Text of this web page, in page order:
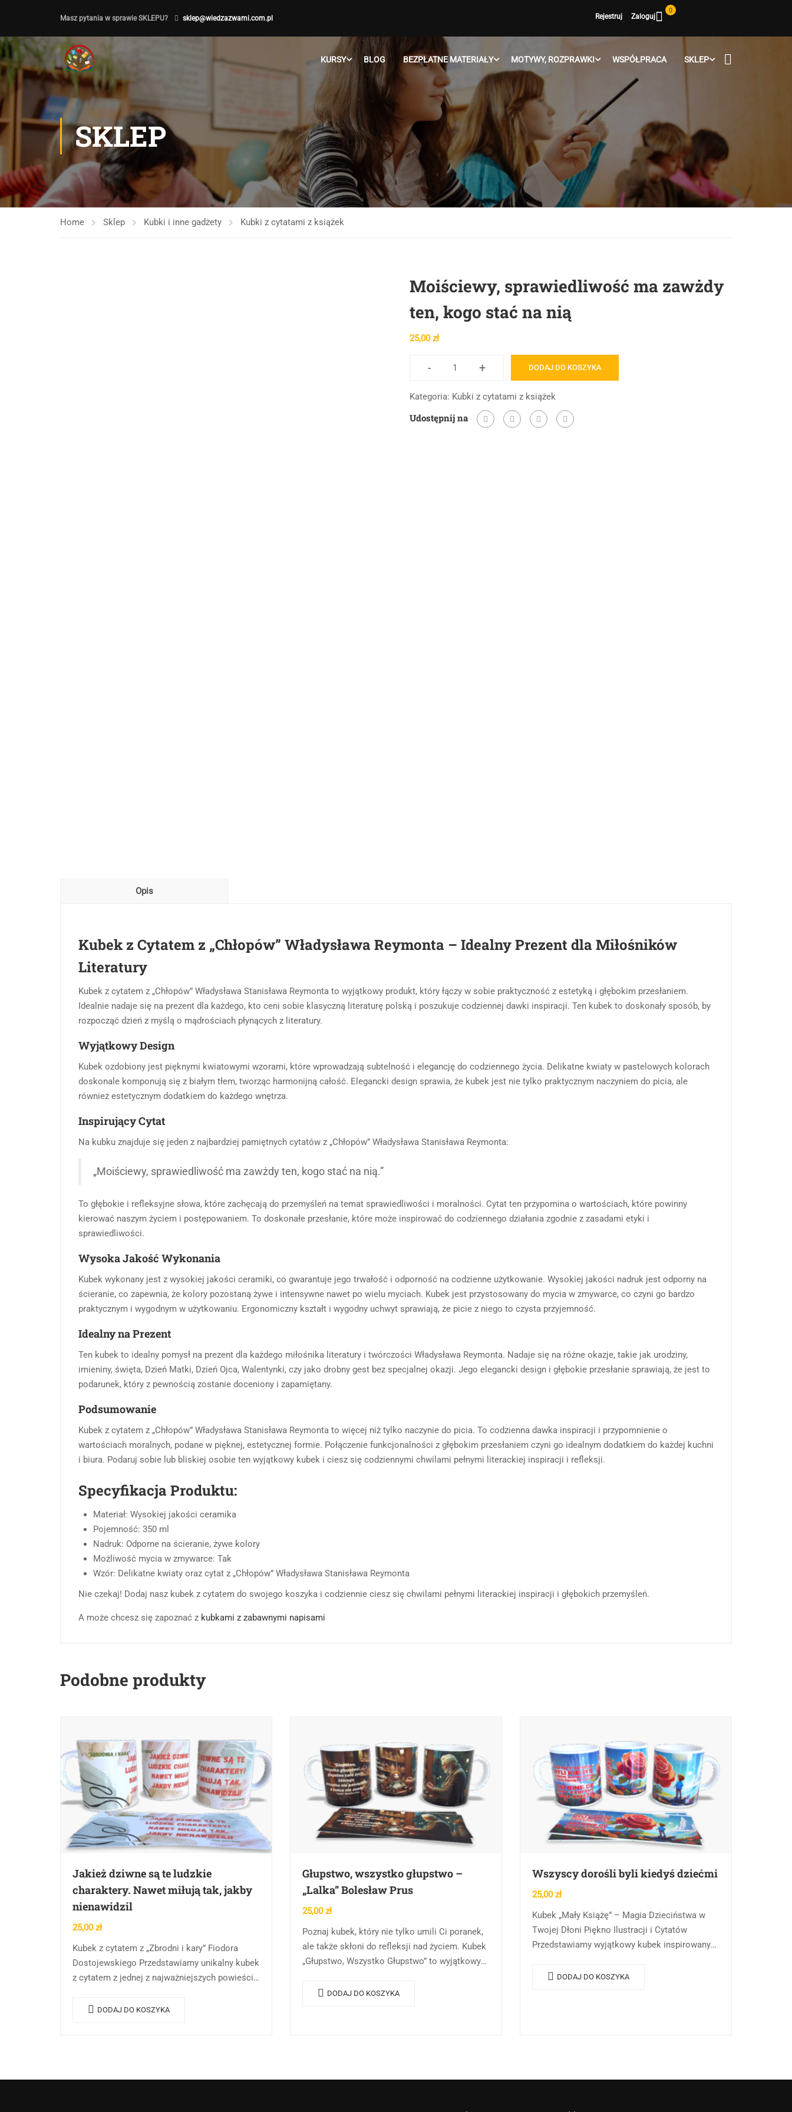
Masz pytania w sprawie SKLEPU? sklep@wiedzazwami.com.pl Rejestruj Zaloguj
0
KURSY BLOG BEZPŁATNE MATERIAŁY MOTYWY, ROZPRAWKI WSPÓŁPRACA SKLEP
SKLEP
Home Sklep Kubki i inne gadżety Kubki z cytatami z książek
Moiściewy, sprawiedliwość ma zawżdy
ten, kogo stać na nią
25,00zł
-
ilość
sprawiedliwość
ma
+ DODAJ DO KOSZYKA
Kategoria: Kubki z cytatami z książek
Udostępnij na
Opis
Kubek z Cytatem z „Chłopów” Władysława Reymonta – Idealny Prezent dla Miłośników
Literatury
Kubek z cytatem z „Chłopów” Władysława Stanisława Reymonta to wyjątkowy produkt, który łączy w sobie praktyczność z estetyką i głębokim przesłaniem.
Idealnie nadaje się na prezent dla każdego, kto ceni sobie klasyczną literaturę polską i poszukuje codziennej dawki inspiracji. Ten kubek to doskonały sposób, by
rozpocząć dzień z myślą o mądrościach płynących z literatury.
Wyjątkowy Design
Kubek ozdobiony jest pięknymi kwiatowymi wzorami, które wprowadzają subtelność i elegancję do codziennego życia. Delikatne kwiaty w pastelowych kolorach
doskonale komponują się z białym tłem, tworząc harmonijną całość. Elegancki design sprawia, że kubek jest nie tylko praktycznym naczyniem do picia, ale
również estetycznym dodatkiem do każdego wnętrza.
Inspirujący Cytat
Na kubku znajduje się jeden z najbardziej pamiętnych cytatów z „Chłopów” Władysława Stanisława Reymonta:
„Moiściewy, sprawiedliwość ma zawżdy ten, kogo stać na nią.”
To głębokie i refleksyjne słowa, które zachęcają do przemyśleń na temat sprawiedliwości i moralności. Cytat ten przypomina o wartościach, które powinny
kierować naszym życiem i postępowaniem. To doskonałe przesłanie, które może inspirować do codziennego działania zgodnie z zasadami etyki i
sprawiedliwości.
Wysoka Jakość Wykonania
Kubek wykonany jest z wysokiej jakości ceramiki, co gwarantuje jego trwałość i odporność na codzienne użytkowanie. Wysokiej jakości nadruk jest odporny na
ścieranie, co zapewnia, że kolory pozostaną żywe i intensywne nawet po wielu myciach. Kubek jest przystosowany do mycia w zmywarce, co czyni go bardzo
praktycznym i wygodnym w użytkowaniu. Ergonomiczny kształt i wygodny uchwyt sprawiają, że picie z niego to czysta przyjemność.
Idealny na Prezent
Ten kubek to idealny pomysł na prezent dla każdego miłośnika literatury i twórczości Władysława Reymonta. Nadaje się na różne okazje, takie jak urodziny,
imieniny, święta, Dzień Matki, Dzień Ojca, Walentynki, czy jako drobny gest bez specjalnej okazji. Jego elegancki design i głębokie przesłanie sprawiają, że jest to
podarunek, który z pewnością zostanie doceniony i zapamiętany.
Podsumowanie
Kubek z cytatem z „Chłopów” Władysława Stanisława Reymonta to więcej niż tylko naczynie do picia. To codzienna dawka inspiracji i przypomnienie o
wartościach moralnych, podane w pięknej, estetycznej formie. Połączenie funkcjonalności z głębokim przesłaniem czyni go idealnym dodatkiem do każdej kuchni
i biura. Podaruj sobie lub bliskiej osobie ten wyjątkowy kubek i ciesz się codziennymi chwilami pełnymi literackiej inspiracji i refleksji.
Specyfikacja Produktu:
Materiał: Wysokiej jakości ceramika
Pojemność: 350 ml
Nadruk: Odporne na ścieranie, żywe kolory
Możliwość mycia w zmywarce: Tak
Wzór: Delikatne kwiaty oraz cytat z „Chłopów” Władysława Stanisława Reymonta
Nie czekaj! Dodaj nasz kubek z cytatem do swojego koszyka i codziennie ciesz się chwilami pełnymi literackiej inspiracji i głębokich przemyśleń.
A może chcesz się zapoznać z kubkami z zabawnymi napisami
Podobne produkty
Jakież dziwne są te ludzkie
charaktery. Nawet miłują tak, jakby
nienawidzil
25,00zł
Kubek z cytatem z „Zbrodni i kary” Fiodora
Dostojewskiego Przedstawiamy unikalny kubek
z cytatem z jednej z najważniejszych powieści
Dostojewskiego. Ten elegancki…
DODAJ DO KOSZYKA
Głupstwo, wszystko głupstwo –
„Lalka” Bolesław Prus
25,00zł
Poznaj kubek, który nie tylko umili Ci poranek,
ale także skłoni do refleksji nad życiem. Kubek
„Głupstwo, Wszystko Głupstwo” to wyjątkowy
głęboką…DODAJ DO KOSZYKA
Wszyscy dorośli byli kiedyś dziećmi
25,00zł
Kubek „Mały Książę” – Magia Dzieciństwa w
Twojej Dłoni Piękno Ilustracji i Cytatów
Przedstawiamy wyjątkowy kubek inspirowany
poruszających książek wszech czasów –
DODAJ DO KOSZYKA